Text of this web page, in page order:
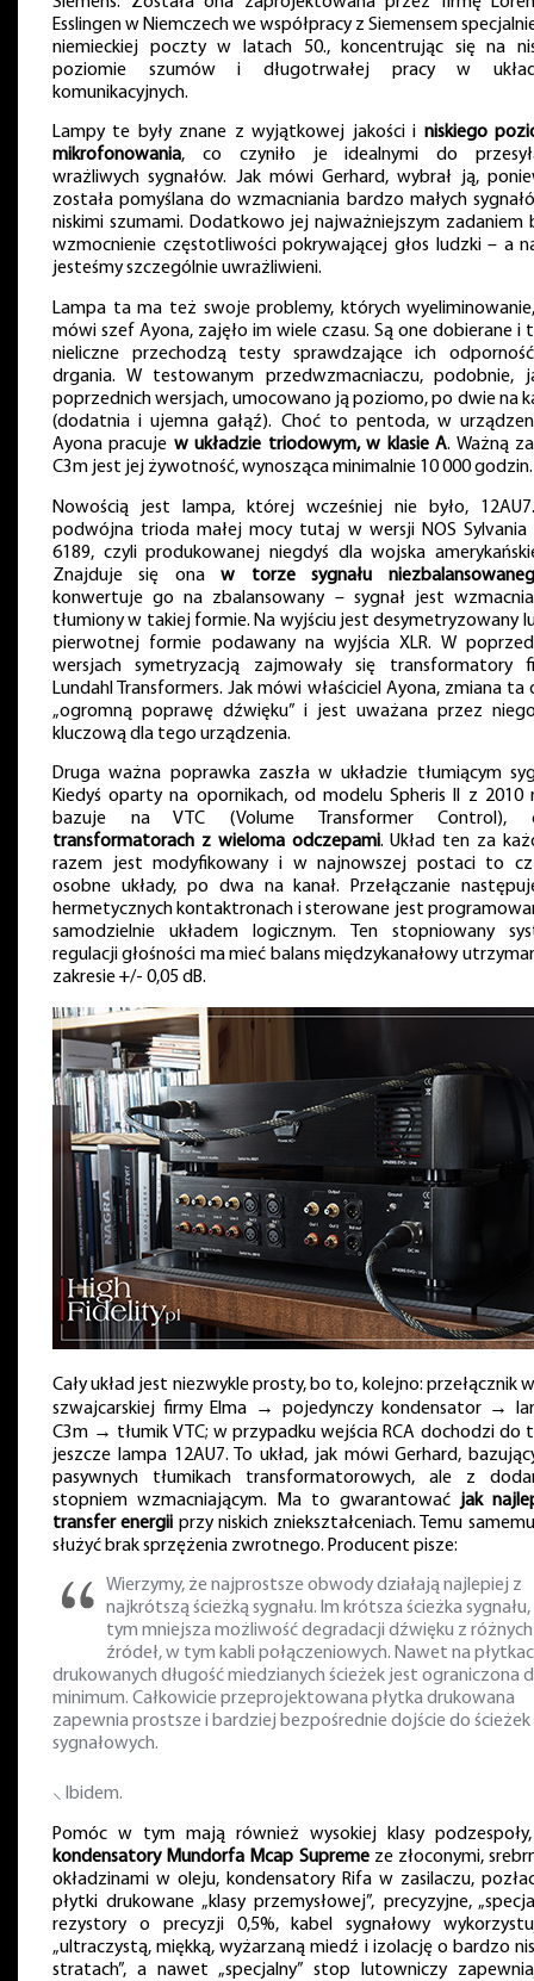
Esslingen w Niemczech we współpracy z Siemensem
niemieckiej poczty w latach 50., koncentrując się na
poziomie szumów i długotrwałej pracy w
komunikacyjnych.
Lampy te były znane z wyjątkowej jakości i niskiego
mikrofonowania, co czyniło je idealnymi do
wrażliwych sygnałów. Jak mówi Gerhard, wybrał ją,
została pomyślana do wzmacniania bardzo małych
niskimi szumami. Dodatkowo jej najważniejszym zadaniem
wzmocnienie częstotliwości pokrywającej głos ludzki – a
jesteśmy szczególnie uwrażliwieni.
Lampa ta ma też swoje problemy, których
mówi szef Ayona, zajęło im wiele czasu. Są one dobierane i
nieliczne przechodzą testy sprawdzające ich
drgania. W testowanym przedwzmacniaczu, podobnie,
poprzednich wersjach, umocowano ją poziomo, po dwie na
(dodatnia i ujemna gałąź). Choć to pentoda, w
Ayona pracuje w układzie triodowym, w klasie A. Ważną
C3m jest jej żywotność, wynosząca minimalnie 10 000 godzin.
Nowością jest lampa, której wcześniej nie było,
podwójna trioda małej mocy tutaj w wersji NOS Sylvania
6189, czyli produkowanej niegdyś dla wojska
Znajduje się onaw torze sygnału
konwertuje go na zbalansowany – sygnał jest
tłumiony w takiej formie. Na wyjściu jest desymetryzowany
pierwotnej formie podawany na wyjścia XLR. W
wersjach symetryzacją zajmowały się transformatory
Lundahl Transformers. Jak mówi właściciel Ayona, zmiana ta
„ogromną poprawę dźwięku” i jest uważana przez
kluczową dla tego urządzenia.
Druga ważna poprawka zaszła w układzie tłumiącym
Kiedyś oparty na opornikach, od modelu Spheris II z 2010
bazuje na VTC (Volume Transformer Control),
transformatorach z wieloma odczepami. Układ ten za
razem jest modyfikowany i w najnowszej postaci to
osobne układy, po dwa na kanał. Przełączanie
hermetycznych kontaktronach i sterowane jest
samodzielnie układem logicznym. Ten stopniowany
regulacji głośności ma mieć balans międzykanałowy
zakresie +/- 0,05 dB.
Cały układ jest niezwykle prosty, bo to, kolejno: przełącznik
szwajcarskiej firmy Elma → pojedynczy kondensator →
C3m → tłumik VTC; w przypadku wejścia RCA dochodzi do
jeszcze lampa 12AU7. To układ, jak mówi Gerhard,
pasywnych tłumikach transformatorowych, ale z
stopniem wzmacniającym. Ma to gwarantować jak
transfer energii przy niskich zniekształceniach. Temu
służyć brak sprzężenia zwrotnego. Producent pisze:
Wierzymy, że najprostsze obwody działają najlepiej z
najkrótszą ścieżką sygnału. Im krótsza ścieżka sygnału,
tym mniejsza możliwość degradacji dźwięku z różnych
źródeł, w tym kabli połączeniowych. Nawet na
drukowanych długość miedzianych ścieżek jest ograniczona
minimum. Całkowicie przeprojektowana płytka drukowana
zapewnia prostsze i bardziej bezpośrednie dojście do ścieżek
sygnałowych.
⸜ Ibidem.
Pomóc w tym mają również wysokiej klasy
kondensatory Mundorfa Mcap Supremeze złoconymi,
okładzinami w oleju, kondensatory Rifa w zasilaczu,
płytki drukowane „klasy przemysłowej”, precyzyjne,
rezystory o precyzji 0,5%, kabel sygnałowy
„ultraczystą, miękką, wyżarzaną miedź i izolację o bardzo
stratach”, a nawet „specjalny” stop lutowniczy